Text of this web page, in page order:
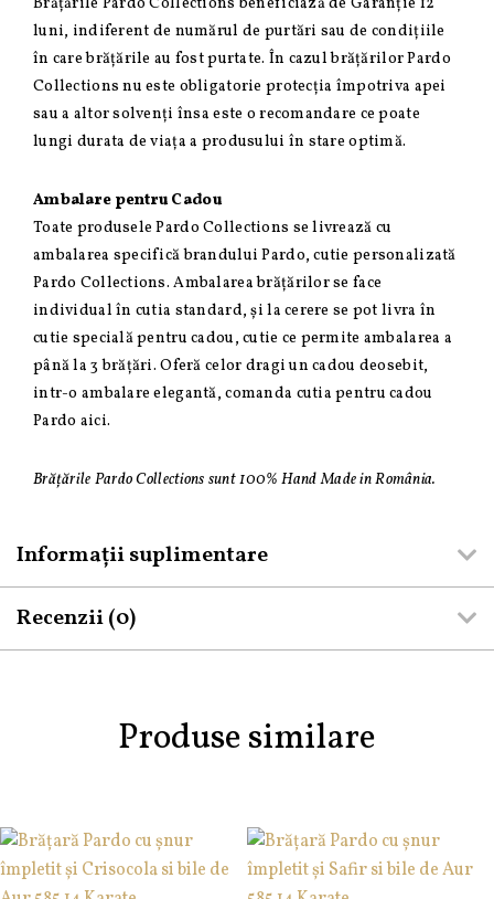
luni, indiferent de numărul de purtări sau de condițiile
în care brățările au fost purtate. În cazul brățărilor Pardo
Collections nu este obligatorie protecția împotriva apei
sau a altor solvenți însa este o recomandare ce poate
lungi durata de viața a produsului în stare optimă.
Ambalare pentru Cadou
Toate produsele Pardo Collections se livrează cu
ambalarea specifică brandului Pardo, cutie personalizată
Pardo Collections. Ambalarea brățărilor se face
individual în cutia standard, și la cerere se pot livra în
cutie specială pentru cadou, cutie ce permite ambalarea a
până la 3 brățări. Oferă celor dragi un cadou deosebit,
intr-o ambalare elegantă, comanda cutia pentru cadou
Pardo aici.
Brățările Pardo Collections sunt 100% Hand Made in România.
Informații suplimentare
Recenzii (0)
Produse similare